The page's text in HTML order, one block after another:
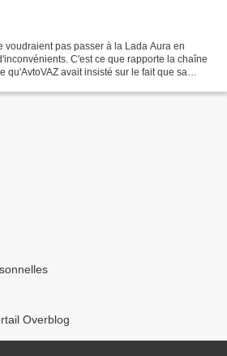
voudraient pas passer à la Lada Aura en
C'est ce que rapporte la chaîne
qu'AvtoVAZ avait insisté sur le fait que sa
Overblog